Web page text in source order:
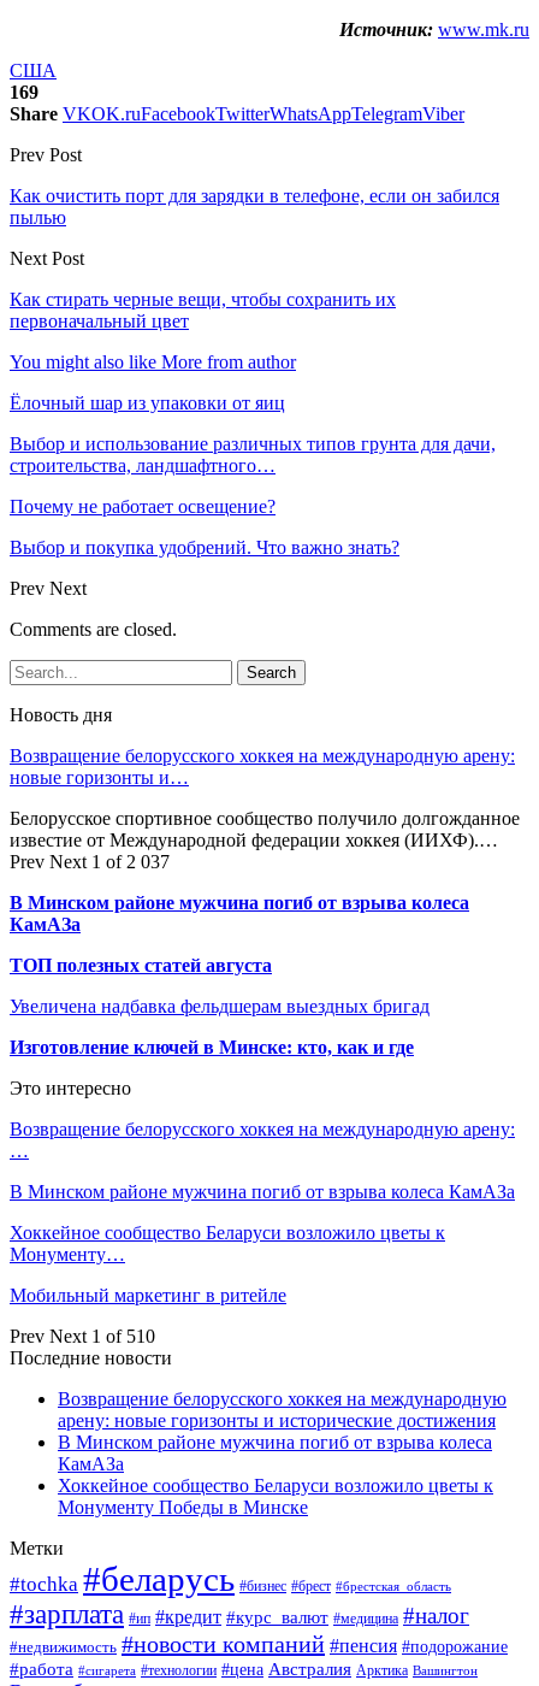
Источник: www.mk.ru
США
169
Share VKOK.ruFacebookTwitterWhatsAppTelegramViber
Prev Post
Как очистить порт для зарядки в телефоне, если он забился
пылью
Next Post
Как стирать черные вещи, чтобы сохранить их
первоначальный цвет
You might also like More from author
Ёлочный шар из упаковки от яиц
Выбор и использование различных типов грунта для дачи,
строительства, ландшафтного…
Почему не работает освещение?
Выбор и покупка удобрений. Что важно знать?
Prev Next
Comments are closed.
Новость дня
Возвращение белорусского хоккея на международную арену:
новые горизонты и…
Белорусское спортивное сообщество получило долгожданное
известие от Международной федерации хоккея (ИИХФ).…
Prev Next 1 of 2 037
В Минском районе мужчина погиб от взрыва колеса
КамАЗа
ТОП полезных статей августа
Увеличена надбавка фельдшерам выездных бригад
Изготовление ключей в Минске: кто, как и где
Это интересно
Возвращение белорусского хоккея на международную арену:
…
В Минском районе мужчина погиб от взрыва колеса КамАЗа
Хоккейное сообщество Беларуси возложило цветы к
Монументу…
Мобильный маркетинг в ритейле
Prev Next 1 of 510
Последние новости
Возвращение белорусского хоккея на международную
арену: новые горизонты и исторические достижения
В Минском районе мужчина погиб от взрыва колеса
КамАЗа
Хоккейное сообщество Беларуси возложило цветы к
Монументу Победы в Минске
Метки
#tochka #беларусь #бизнес #брест #брестская_область
#зарплата #ип #кредит #курс_валют #медицина #налог
#недвижимость #новости компаний #пенсия #подорожание
#работа #сигарета #технологии #цена Австралия Арктика Вашингтон